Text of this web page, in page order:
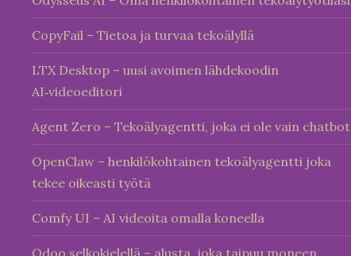
CopyFail – Tietoa ja turvaa tekoälyllä
LTX Desktop – uusi avoimen lähdekoodin
AI‑videoeditori
Agent Zero – Tekoälyagentti, joka ei ole vain chatbot
OpenClaw – henkilökohtainen tekoälyagentti joka
tekee oikeasti työtä
Comfy UI – AI videoita omalla koneella
Odoo selkokielellä – alusta, joka taipuu moneen